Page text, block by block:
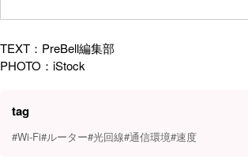
TEXT：PreBell編集部
PHOTO：iStock
tag
#Wi-Fi#ルーター#光回線#通信環境#速度